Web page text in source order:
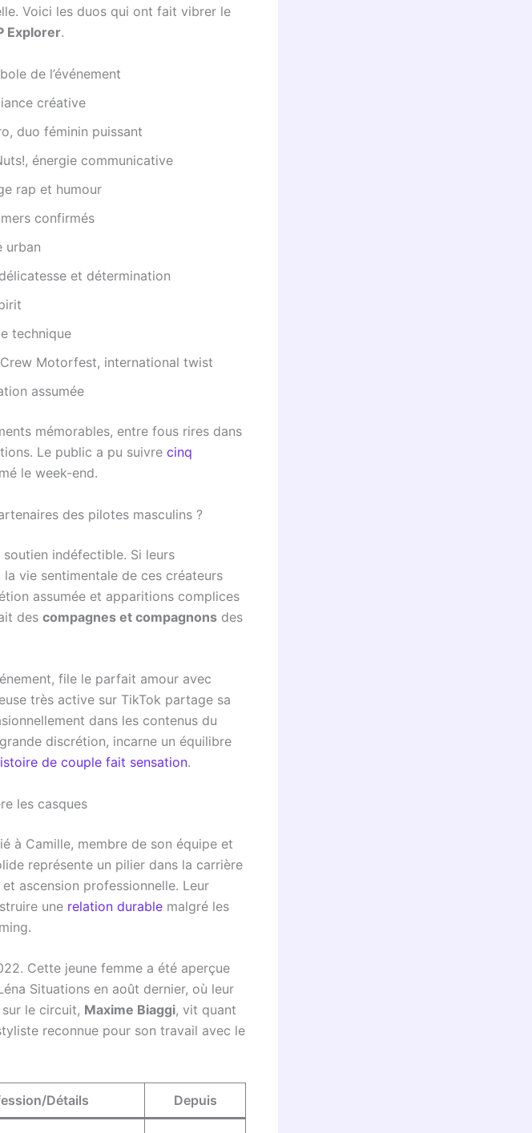
Voici les duos qui ont fait vibrer le
Explorer.
de l’événement
créative
duo féminin puissant
énergie communicative
rap et humour
confirmés
urban
et détermination
technique
Motorfest, international twist
assumée
mémorables, entre fous rires dans
Le public a pu suivre cinq
le week-end.
des pilotes masculins ?
indéfectible. Si leurs
vie sentimentale de ces créateurs
assumée et apparitions complices
des compagnes et compagnons des
file le parfait amour avec
très active sur TikTok partage sa
dans les contenus du
discrétion, incarne un équilibre
de couple fait sensation.
les casques
à Camille, membre de son équipe et
représente un pilier dans la carrière
ascension professionnelle. Leur
une relation durable malgré les
Cette jeune femme a été aperçue
Situations en août dernier, où leur
le circuit, Maxime Biaggi, vit quant
reconnue pour son travail avec le
Détails Depuis